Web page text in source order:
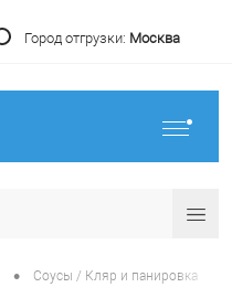
Город отгрузки: Москва
• Соусы / Кляр и панировка